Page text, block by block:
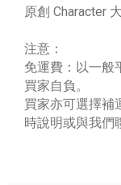
原創 Character
注意：
免運費：以一般
買家自負。
買家亦可選擇補
時說明或與我們